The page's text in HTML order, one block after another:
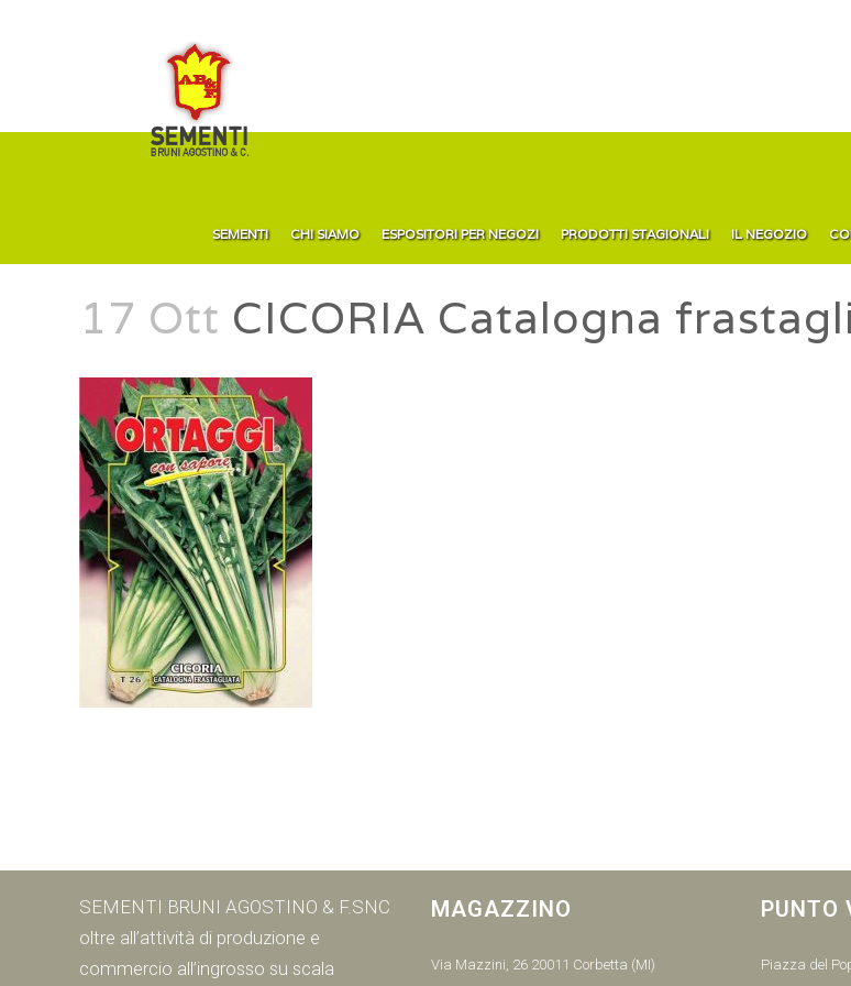
SEMENTI CHI SIAMO ESPOSITORI PER NEGOZI PRODOTTI STAGIONALI IL NEGOZIO
17 Ott CICORIA Catalogna
SEMENTI BRUNI AGOSTINO & F.SNC
oltre all’attività di produzione e
commercio all’ingrosso su scala
MAGAZZINO
Via Mazzini, 26 20011 Corbetta (MI)
PUNTO
Piazza del